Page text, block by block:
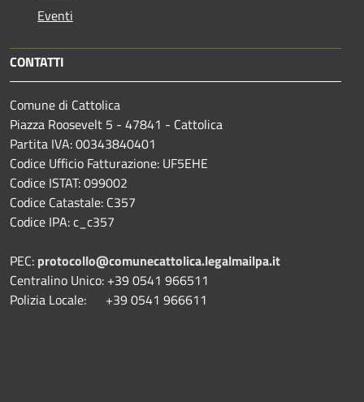
Eventi
CONTATTI
Comune di Cattolica
Piazza Roosevelt 5 - 47841 - Cattolica
Partita IVA: 00343840401
Codice Ufficio Fatturazione: UF5EHE
Codice ISTAT: 099002
Codice Catastale: C357
Codice IPA: c_c357
PEC: protocollo@comunecattolica.legalmailpa.it
Centralino Unico: +39 0541 966511
Polizia Locale: +39 0541 966611